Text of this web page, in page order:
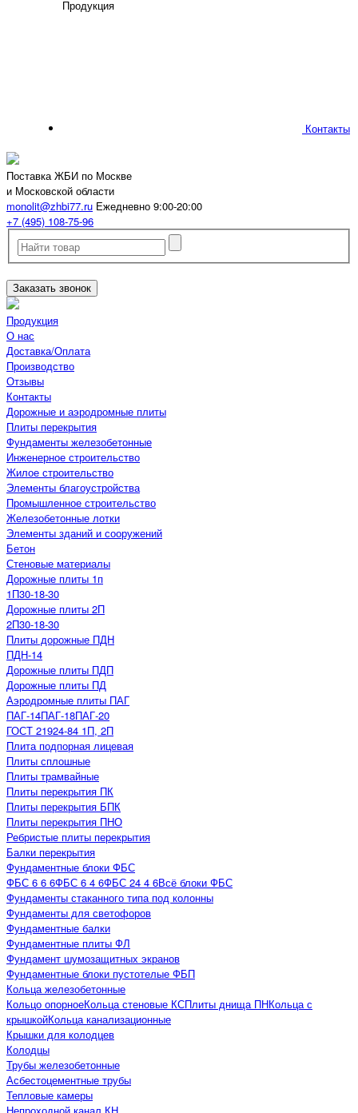
Продукция
Контакты
Поставка ЖБИ по Москве
и Московской области
monolit@zhbi77.ru Ежедневно 9:00-20:00
+7 (495) 108-75-96
Заказать звонок
Продукция
О нас
Доставка/Оплата
Производство
Отзывы
Контакты
Дорожные и аэродромные плиты
Плиты перекрытия
Фундаменты железобетонные
Инженерное строительство
Жилое строительство
Элементы благоустройства
Промышленное строительство
Железобетонные лотки
Элементы зданий и сооружений
Бетон
Стеновые материалы
Дорожные плиты 1п
1П30-18-30
Дорожные плиты 2П
2П30-18-30
Плиты дорожные ПДН
ПДН-14
Дорожные плиты ПДП
Дорожные плиты ПД
Аэродромные плиты ПАГ
ПАГ-14ПАГ-18ПАГ-20
ГОСТ 21924-84 1П, 2П
Плита подпорная лицевая
Плиты сплошные
Плиты трамвайные
Плиты перекрытия ПК
Плиты перекрытия БПК
Плиты перекрытия ПНО
Ребристые плиты перекрытия
Балки перекрытия
Фундаментные блоки ФБС
ФБС 6 6 6ФБС 6 4 6ФБС 24 4 6Всё блоки ФБС
Фундаменты стаканного типа под колонны
Фундаменты для светофоров
Фундаментные балки
Фундаментные плиты ФЛ
Фундамент шумозащитных экранов
Фундаментные блоки пустотелые ФБП
Кольца железобетонные
Кольцо опорноеКольца стеновые КСПлиты днища ПНКольца с
крышкойКольца канализационные
Крышки для колодцев
Колодцы
Трубы железобетонные
Асбестоцементные трубы
Тепловые камеры
Непроходной канал КН